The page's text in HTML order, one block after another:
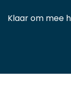
Klaar om mee